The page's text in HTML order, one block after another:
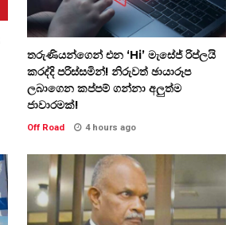
තරුණියන්ගෙන් එන ‘Hi’ මැසේජ් රිප්ලයි
කරද්දි පරිස්සමින්! නිරුවත් ඡායාරූප
ලබාගෙන කප්පම් ගන්නා අලුත්ම
ජාවාරමක්!
Off Road 4 hours ago